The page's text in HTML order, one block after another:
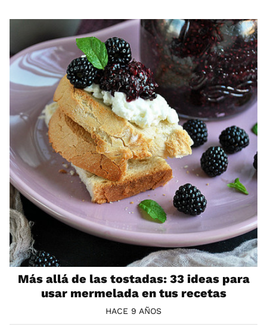
Más allá de las tostadas: 33 ideas para
usar mermelada en tus recetas
HACE 9 AÑOS